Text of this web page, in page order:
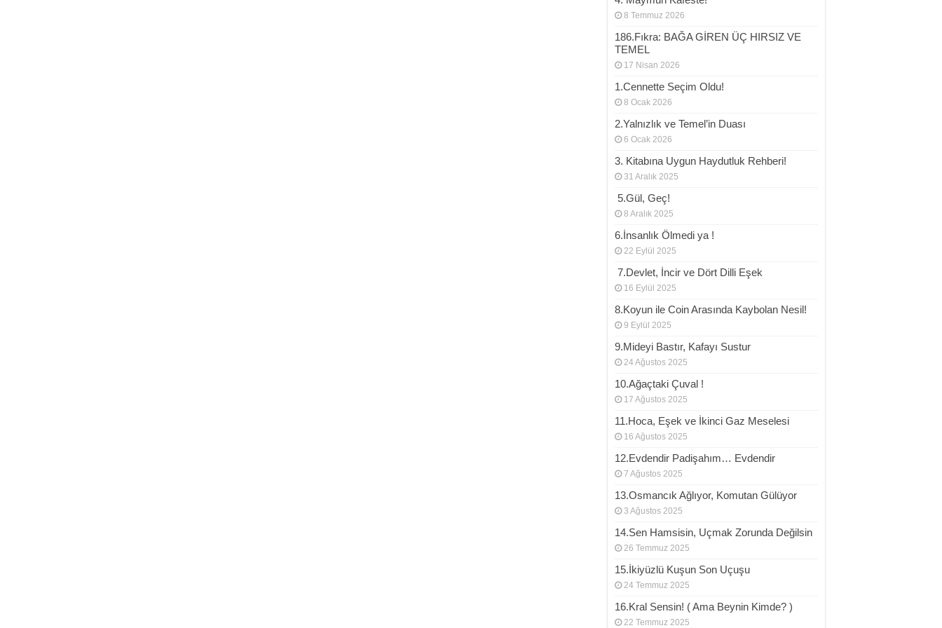
8 Temmuz 2026
186.Fıkra: BAĞA GİREN ÜÇ HIRSIZ VE
TEMEL
17 Nisan 2026
1.Cennette Seçim Oldu!
8 Ocak 2026
2.Yalnızlık ve Temel’in Duası
6 Ocak 2026
3. Kitabına Uygun Haydutluk Rehberi!
31 Aralık 2025
5.Gül, Geç!
8 Aralık 2025
6.İnsanlık Ölmedi ya !
22 Eylül 2025
7.Devlet, İncir ve Dört Dilli Eşek
16 Eylül 2025
8.Koyun ile Coin Arasında Kaybolan Nesil!
9 Eylül 2025
9.Mideyi Bastır, Kafayı Sustur
24 Ağustos 2025
10.Ağaçtaki Çuval !
17 Ağustos 2025
11.Hoca, Eşek ve İkinci Gaz Meselesi
16 Ağustos 2025
12.Evdendir Padişahım… Evdendir
7 Ağustos 2025
13.Osmancık Ağlıyor, Komutan Gülüyor
3 Ağustos 2025
14.Sen Hamsisin, Uçmak Zorunda Değilsin
26 Temmuz 2025
15.İkiyüzlü Kuşun Son Uçuşu
24 Temmuz 2025
16.Kral Sensin! ( Ama Beynin Kimde? )
22 Temmuz 2025